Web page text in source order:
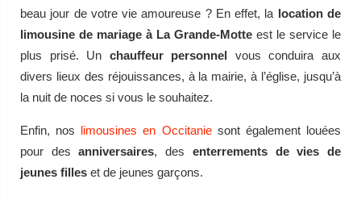
beau jour de votre vie amoureuse ? En effet, la location de
limousine de mariage à La Grande-Motte est le service le
plus prisé. Un chauffeur personnel vous conduira aux
divers lieux des réjouissances, à la mairie, à l’église, jusqu’à
la nuit de noces si vous le souhaitez.
Enfin, nos limousines en Occitaniesont également louées
pour desanniversaires, des enterrements de vies de
jeunes filles et de jeunes garçons.